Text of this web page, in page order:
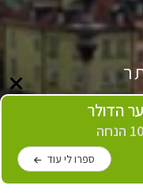
הדולר
ספרו לי עוד